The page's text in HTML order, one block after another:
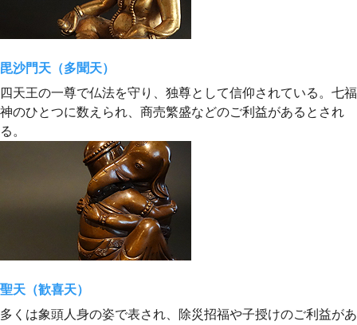
毘沙門天（多聞天）
四天王の一尊で仏法を守り、独尊として信仰されている。七福
神のひとつに数えられ、商売繁盛などのご利益があるとされ
る。
聖天（歓喜天）
多くは象頭人身の姿で表され、除災招福や子授けのご利益があ